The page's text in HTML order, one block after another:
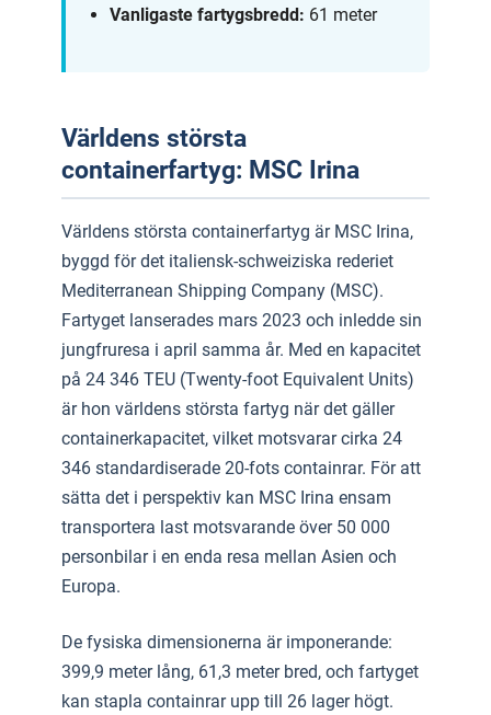
Vanligaste fartygsbredd: 61 meter
Världens största
containerfartyg: MSC Irina
Världens största containerfartyg är MSC Irina,
byggd för det italiensk-schweiziska rederiet
Mediterranean Shipping Company (MSC).
Fartyget lanserades mars 2023 och inledde sin
jungfruresa i april samma år. Med en kapacitet
på 24 346 TEU (Twenty-foot Equivalent Units)
är hon världens största fartyg när det gäller
containerkapacitet, vilket motsvarar cirka 24
346 standardiserade 20-fots containrar. För att
sätta det i perspektiv kan MSC Irina ensam
transportera last motsvarande över 50 000
personbilar i en enda resa mellan Asien och
Europa.
De fysiska dimensionerna är imponerande:
399,9 meter lång, 61,3 meter bred, och fartyget
kan stapla containrar upp till 26 lager högt.